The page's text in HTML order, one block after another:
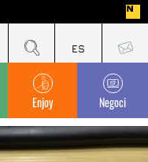
Enjoy Negoci